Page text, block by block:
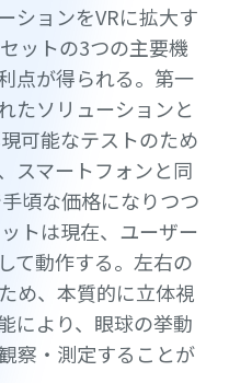
ションをVRに拡大す
ットの3つの主要機
点が得られる。第一
たソリューションと
可能なテストのため
スマートフォンと同
頃な価格になりつつ
トは現在、ユーザー
て動作する。左右の
め、本質的に立体視
により、眼球の挙動
察・測定することが